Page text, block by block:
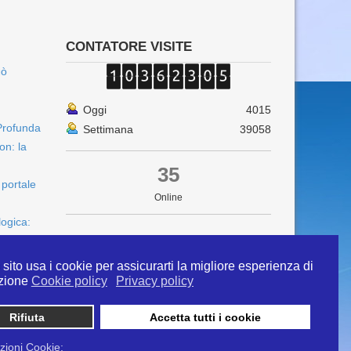
sito usa i cookie per assicurarti la migliore esperienza di
Cookie policy Privacy policy
Rifiuta Accetta tutti i cookie
Cookie:
la
CONTATORE VISITE
Oggi
4015
Settimana
39058
35
Online
info@ipertermiaitalia.it tel. 331/9584817 . Il
diramato nel rispetto delle Linee Guida contenute